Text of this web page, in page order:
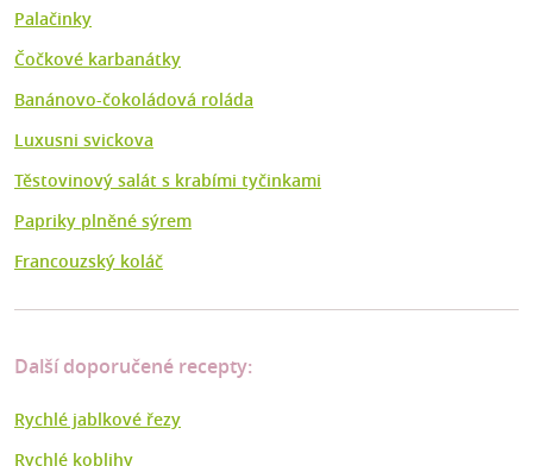
Palačinky
Čočkové karbanátky
Banánovo-čokoládová roláda
Luxusni svickova
Těstovinový salát s krabími tyčinkami
Papriky plněné sýrem
Francouzský koláč
Další doporučené recepty:
Rychlé jablkové řezy
Rychlé koblihy